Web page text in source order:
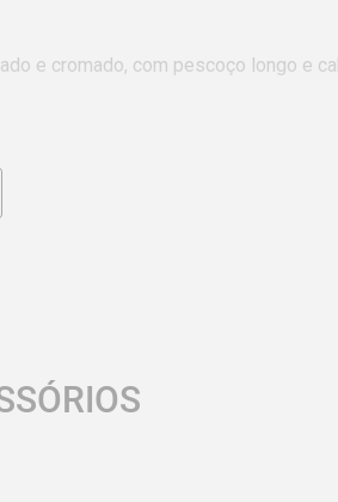
e cromado, com pescoço longo e